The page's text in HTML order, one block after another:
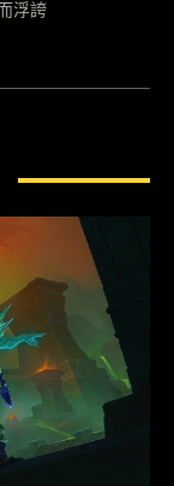
浮誇